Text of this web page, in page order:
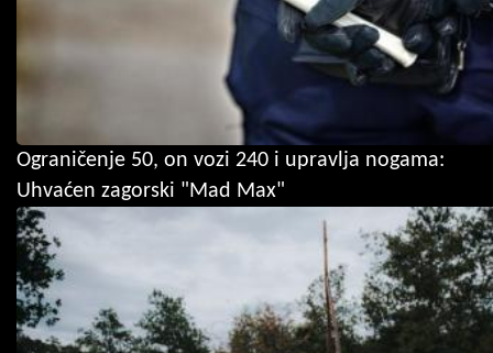
Ograničenje 50, on vozi 240 i upravlja nogama:
Uhvaćen zagorski "Mad Max"